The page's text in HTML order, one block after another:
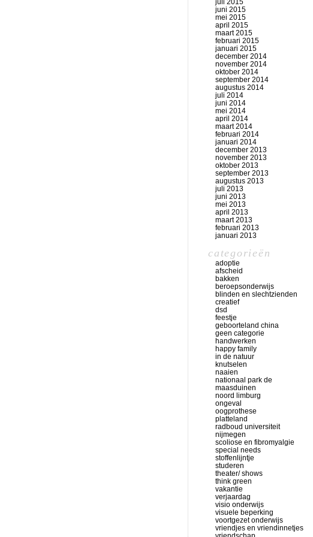
juli 2015
juni 2015
mei 2015
april 2015
maart 2015
februari 2015
januari 2015
december 2014
november 2014
oktober 2014
september 2014
augustus 2014
juli 2014
juni 2014
mei 2014
april 2014
maart 2014
februari 2014
januari 2014
december 2013
november 2013
oktober 2013
september 2013
augustus 2013
juli 2013
juni 2013
mei 2013
april 2013
maart 2013
februari 2013
januari 2013
categorieën
adoptie
afscheid
bakken
beroepsonderwijs
blinden en slechtzienden
creatief
dsd
feestje
geboorteland china
geen categorie
handwerken
happy family
in de natuur
knutselen
naaien
nationaal park de
maasduinen
noord limburg
ongeval
oogprothese
platteland
radboud universiteit
nijmegen
scoliose en fibromyalgie
special needs
stoffenlijntje
studeren
theater/ shows
think green
vakantie
verjaardag
visio onderwijs
visuele beperking
voortgezet onderwijs
vriendjes en vriendinnetjes